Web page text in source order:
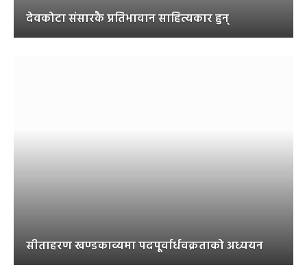
देवकोटा संसारकै प्रतिभावान साहित्यकार हुन्
सीताहरण खण्डकाव्यमा पदपूर्वार्धवक्रताको अध्ययन